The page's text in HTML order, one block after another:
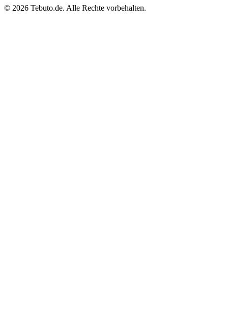
© 2026 Tebuto.de. Alle Rechte vorbehalten.